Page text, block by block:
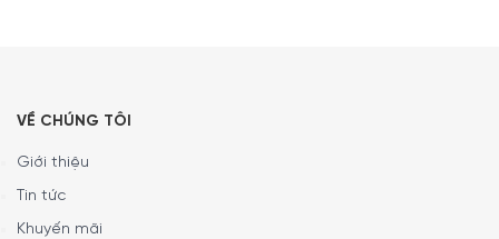
lại để xác nhận đơn hàng với quý khách.
MINH HOUSE CAM KẾT
Giao hàng nhanh chóng toàn quốc
Bảo hành bằng thẻ bảo hành chính hãng từ công ty
VỀ CHÚNG TÔI
Giới thiệu
Tin tức
Khuyến mãi